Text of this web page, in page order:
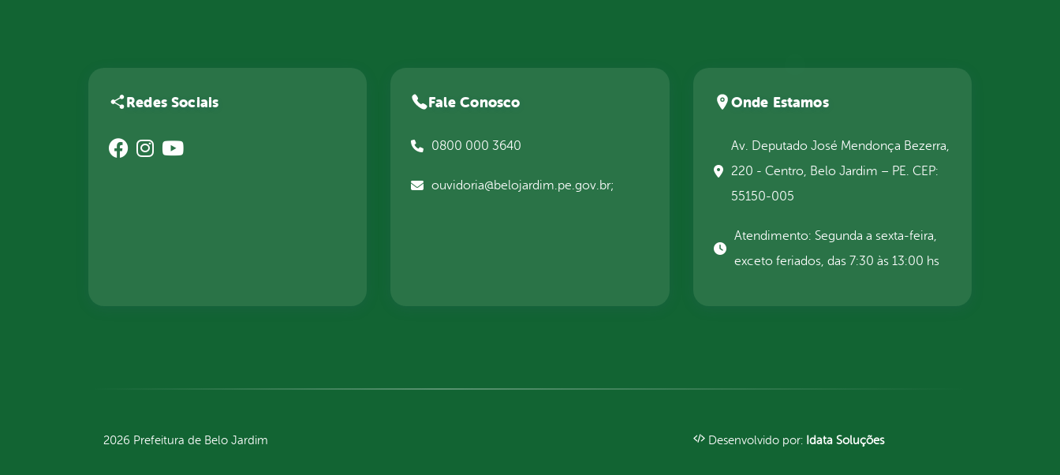
Redes Sociais Fale Conosco
0800 000 3640
ouvidoria@belojardim.pe.gov.br;
Onde Estamos
Av. Deputado José Mendonça Bezerra,
220 - Centro, Belo Jardim – PE. CEP:
55150-005
Atendimento: Segunda a sexta-feira,
exceto feriados, das 7:30 às 13:00 hs
2026 Prefeitura de Belo Jardim Desenvolvido por: Idata Soluções